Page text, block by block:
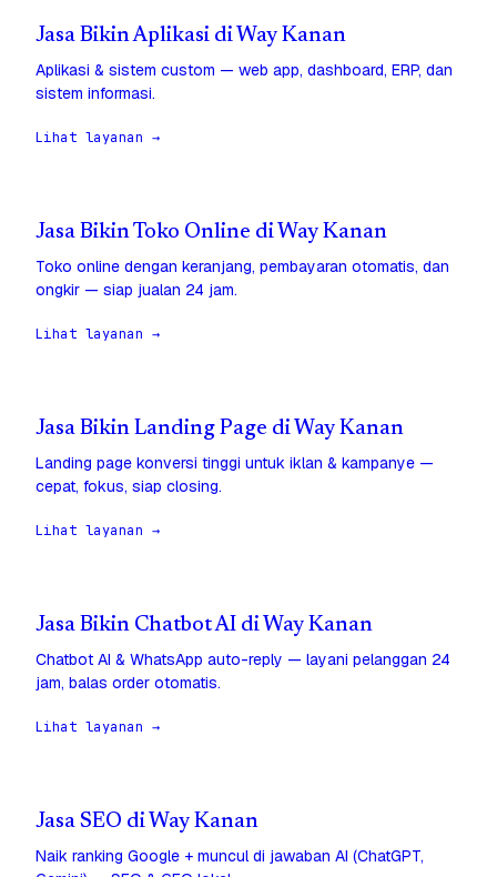
Jasa Bikin Aplikasi di Way Kanan
Aplikasi & sistem custom — web app, dashboard, ERP, dan
sistem informasi.
Lihat layanan →
Jasa Bikin Toko Online di Way Kanan
Toko online dengan keranjang, pembayaran otomatis, dan
ongkir — siap jualan 24 jam.
Lihat layanan →
Jasa Bikin Landing Page di Way Kanan
Landing page konversi tinggi untuk iklan & kampanye —
cepat, fokus, siap closing.
Lihat layanan →
Jasa Bikin Chatbot AI di Way Kanan
Chatbot AI & WhatsApp auto-reply — layani pelanggan 24
jam, balas order otomatis.
Lihat layanan →
Jasa SEO di Way Kanan
Naik ranking Google + muncul di jawaban AI (ChatGPT,